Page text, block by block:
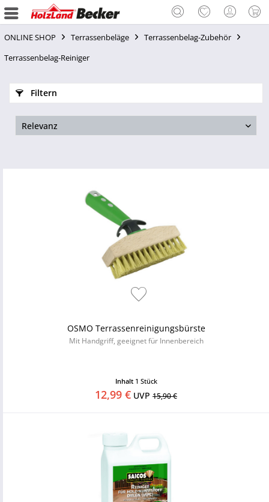
ONLINE SHOP Terrassenbeläge
Terrassenbelag-Zubehör
Terrassenbelag-Reiniger
Filtern
OSMO Terrassenreinigungsbürste
Mit Handgriff, geeignet für Innenbereich
Inhalt 1 Stück
12,99 € UVP 15,90 €